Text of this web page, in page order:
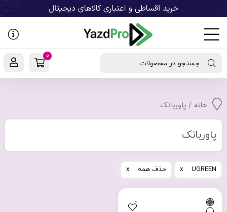
جستجو در محصولات ...
0
خانه / پاوربانک
پاوربانک
UGREEN حذف همه
0